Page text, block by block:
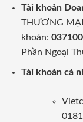
Tài khoản
THƯƠNG MẠI
khoản:
Phần Ngoại
Tài khoản cá